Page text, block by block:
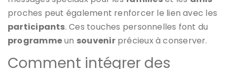
proches peut également renforcer le lien avec les
participants. Ces touches personnelles font du
programmeun souvenirprécieux à conserver.
Comment intégrer des